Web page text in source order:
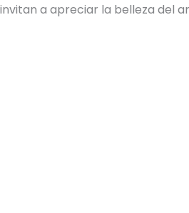
invitan a apreciar la belleza del